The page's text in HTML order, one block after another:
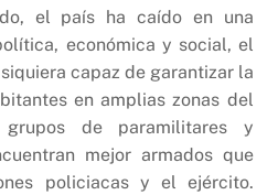
el país ha caído en una
económica y social, el
capaz de garantizar la
en amplias zonas del
de paramilitares y
mejor armados que
policiacas y el ejército.